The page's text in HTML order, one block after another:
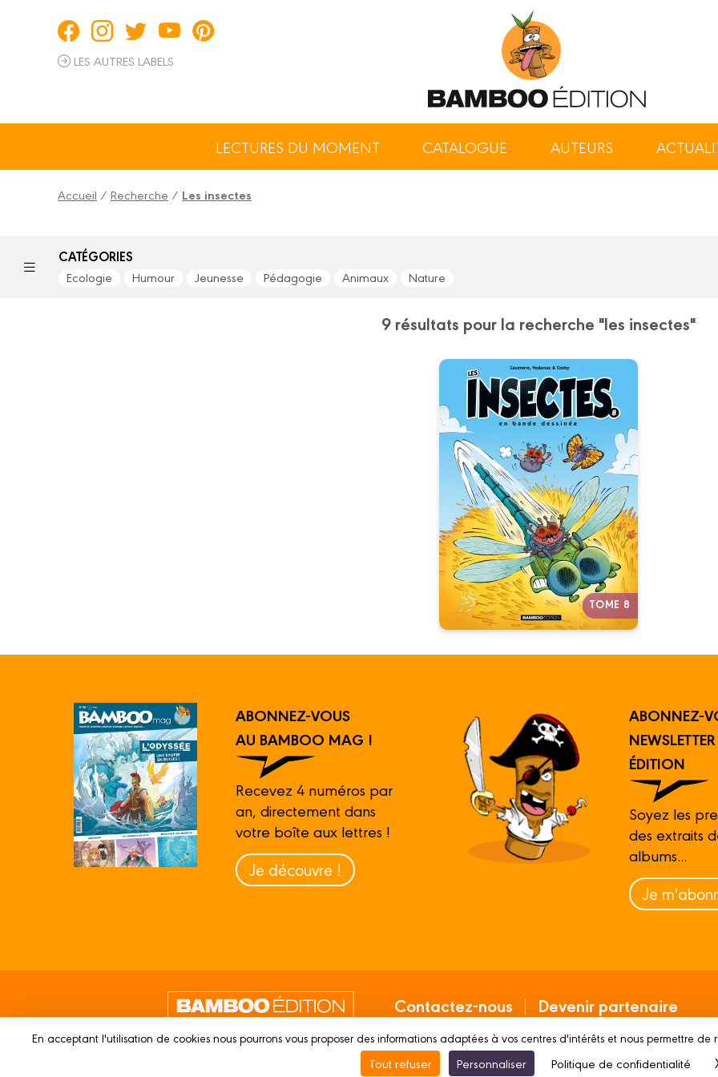
LES AUTRES LABELS
LECTURES DU MOMENT CATALOGUE AUTEURS
Accueil / Recherche / Les insectes
CATÉGORIES
Ecologie Humour Jeunesse Pédagogie Animaux Nature
9 résultats pour la recherche "les insectes"
TOME 8
Les Insectes en
BD
Tome 08
Date de parution :
26/03/2025
La BD « anti-bourdon » qui ne
manque pas de z’ailes !
Autres tomes
ABONNEZ-VOUS
AU BAMBOO MAG !
Recevez 4 numéros par
an, directement dans
votre boîte aux lettres !
Je découvre !
ABONNEZ-
ÉDITION
Soyez les
des extraits
albums...
Je
Contactez-nous Devenir partenaire
Mentions légales Conditions d’utilisation Vie
En acceptant l'utilisation de cookies nous pourrons vous proposer des informations adaptées à vos centres d'intérêts et nous permettre
Tout refuser
Personnaliser Politique de confidentialité